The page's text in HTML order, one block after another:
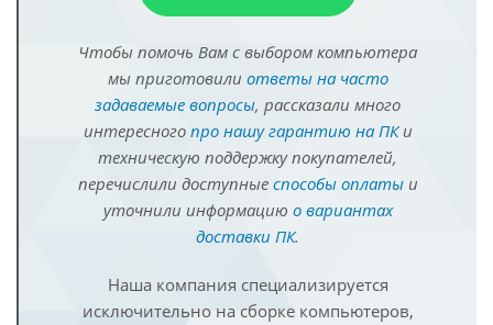
Чтобы помочь Вам с выбором компьютера
мы приготовили ответы на часто
задаваемые вопросы, рассказали много
интересного про нашу гарантию на ПКи
техническую поддержку покупателей,
перечислили доступные способы оплатыи
уточнили информацию о вариантах
доставки ПК.
Наша компания специализируется
исключительно на сборке компьютеров,